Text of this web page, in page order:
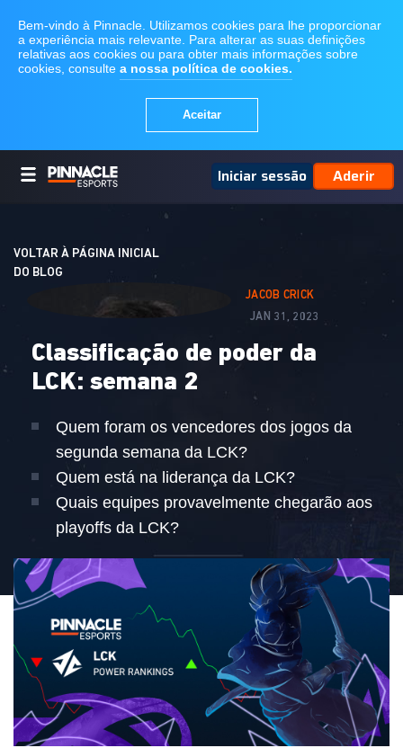
Iniciar sessão Aderir
VOLTAR À PÁGINA INICIAL
DO BLOG
JACOB CRICK
JAN 31, 2023
Classificação de poder da
LCK: semana 2
Quem foram os vencedores dos jogos da
segunda semana da LCK?
Quem está na liderança da LCK?
Quais equipes provavelmente chegarão aos
playoffs da LCK?